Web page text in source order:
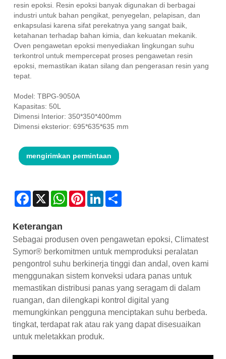
resin epoksi. Resin epoksi banyak digunakan di berbagai
industri untuk bahan pengikat, penyegelan, pelapisan, dan
enkapsulasi karena sifat perekatnya yang sangat baik,
ketahanan terhadap bahan kimia, dan kekuatan mekanik.
Oven pengawetan epoksi menyediakan lingkungan suhu
terkontrol untuk mempercepat proses pengawetan resin
epoksi, memastikan ikatan silang dan pengerasan resin yang
tepat.
Model: TBPG-9050A
Kapasitas: 50L
Dimensi Interior: 350*350*400mm
Dimensi eksterior: 695*635*635 mm
mengirimkan permintaan
Facebook
X WhatsAppPinterestLinkedIn
Keterangan
Sebagai produsen oven pengawetan epoksi, Climatest
Symor® berkomitmen untuk memproduksi peralatan
pengontrol suhu berkinerja tinggi dan andal, oven kami
menggunakan sistem konveksi udara panas untuk
memastikan distribusi panas yang seragam di dalam
ruangan, dan dilengkapi kontrol digital yang
memungkinkan pengguna menciptakan suhu berbeda.
tingkat, terdapat rak atau rak yang dapat disesuaikan
untuk meletakkan produk.